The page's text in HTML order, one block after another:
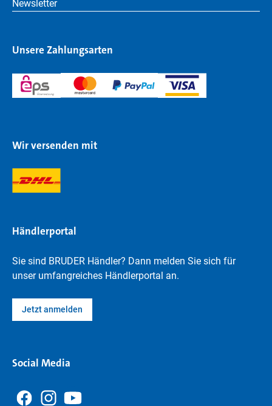
Newsletter
Unsere Zahlungsarten
Wir versenden mit
Händlerportal
Sie sind BRUDER Händler? Dann melden Sie sich für
unser umfangreiches Händlerportal an.
Jetzt anmelden
Social Media